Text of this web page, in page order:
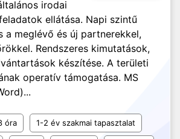
irodai
ellátása. Napi szintű
a meglévő és új partnerekkel,
Rendszeres kimutatások,
készítése. A területi
operatív támogatása. MS
óra 1-2 év szakmai tapasztalat